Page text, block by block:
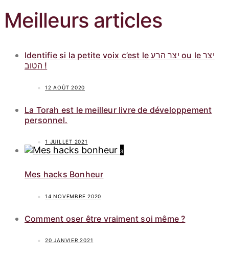
Meilleurs articles
Identifie si la petite voix c’est le יצר הרע ou le יצר
הטוב !
12 AOÛT 2020
La Torah est le meilleur livre de développement
personnel.
1 JUILLET 2021
3
Mes hacks Bonheur
14 NOVEMBRE 2020
Comment oser être vraiment soi même ?
20 JANVIER 2021